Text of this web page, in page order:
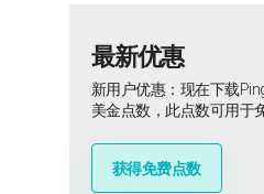
最新优惠
新用户优惠：现在下载
美金点数，此点数可用于
获得免费点数